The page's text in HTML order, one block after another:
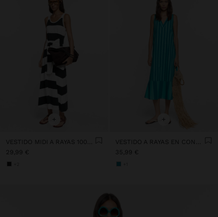
+
VESTIDO MIDI A RAYAS 100% ALGODÓN
29,99 €
+
VESTIDO A RAYAS EN CONTRASTE 100% ALGODÓN
35,99 €